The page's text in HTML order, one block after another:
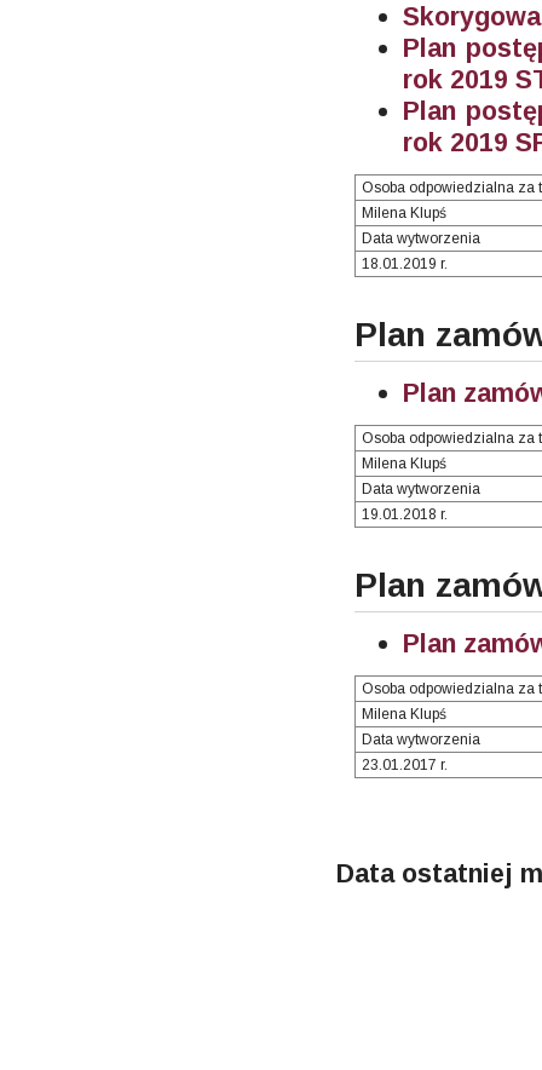
Plan
rok 2019
Plan
rok 2019
Osoba odpowiedzialna za
Milena Klupś
Data wytworzenia
18.01.2019 r.
Plan
Plan
Osoba odpowiedzialna za
Milena Klupś
Data wytworzenia
19.01.2018 r.
Plan
Plan
Osoba odpowiedzialna za
Milena Klupś
Data wytworzenia
23.01.2017 r.
Data ostatniej